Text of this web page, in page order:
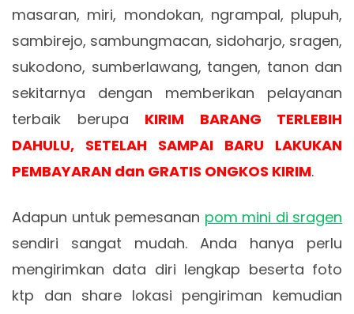
masaran, miri, mondokan, ngrampal, plupuh,
sambirejo, sambungmacan, sidoharjo, sragen,
sukodono, sumberlawang, tangen, tanon dan
sekitarnya dengan memberikan pelayanan
terbaik berupa KIRIM BARANG TERLEBIH
DAHULU, SETELAH SAMPAI BARU LAKUKAN
PEMBAYARAN dan GRATIS ONGKOS KIRIM.
Adapun untuk pemesanan pom mini di sragen
sendiri sangat mudah. Anda hanya perlu
mengirimkan data diri lengkap beserta foto
ktp dan share lokasi pengiriman kemudian